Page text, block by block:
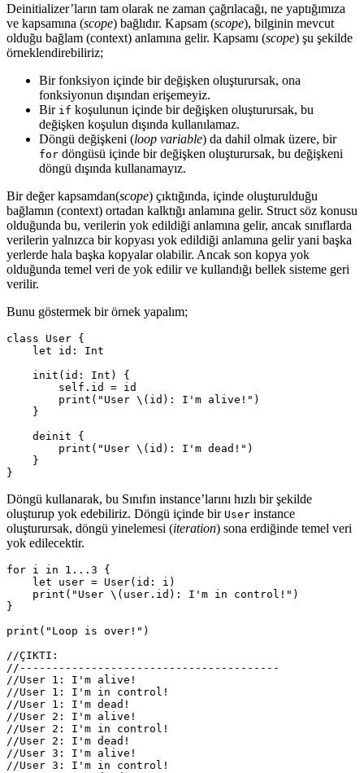
Deinitializer’ların tam olarak ne zaman çağrılacağı, ne yaptığımıza
ve kapsamına (scope) bağlıdır. Kapsam (scope), bilginin mevcut
olduğu bağlam (context) anlamına gelir. Kapsamı (scope) şu şekilde
örneklendirebiliriz;
Bir fonksiyon içinde bir değişken oluşturursak, ona
fonksiyonun dışından erişemeyiz.
Bir if koşulunun içinde bir değişken oluşturursak, bu
değişken koşulun dışında kullanılamaz.
Döngü değişkeni (loop variable) da dahil olmak üzere, bir
for döngüsü içinde bir değişken oluşturursak, bu değişkeni
döngü dışında kullanamayız.
Bir değer kapsamdan(scope) çıktığında, içinde oluşturulduğu
bağlamın (context) ortadan kalktığı anlamına gelir. Struct söz konusu
olduğunda bu, verilerin yok edildiği anlamına gelir, ancak sınıflarda
verilerin yalnızca bir kopyası yok edildiği anlamına gelir yani başka
yerlerde hala başka kopyalar olabilir. Ancak son kopya yok
olduğunda temel veri de yok edilir ve kullandığı bellek sisteme geri
verilir.
Bunu göstermek bir örnek yapalım;
class User {
let
id :
Int
init ( id : Int )
{
self . id = id
print ( "User \( id ) : I'm alive!" )
}
deinit
{
print ( "User \( id ) : I'm dead!" )
}
}
Döngü kullanarak, bu Sınıfın instance’larını hızlı bir şekilde
oluşturup yok edebiliriz. Döngü içinde bir User instance
oluşturursak, döngü yinelemesi (iteration) sona erdiğinde temel veri
yok edilecektir.
for i in 1. .. 3
{
let
user = User( id : i )
print ( "User \( user . id ) : I'm in control!" )
}
print ( "Loop is over!" )
//ÇIKTI:
//----------------------------------------
//User 1: I'm alive!
//User 1: I'm in control!
//User 1: I'm dead!
//User 2: I'm alive!
//User 2: I'm in control!
//User 2: I'm dead!
//User 3: I'm alive!
//User 3: I'm in control!